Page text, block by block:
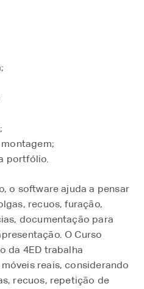
portfólio.
o software ajuda a pensar
recuos, furação,
documentação para
O Curso
da 4ED trabalha
reais, considerando
recuos, repetição de